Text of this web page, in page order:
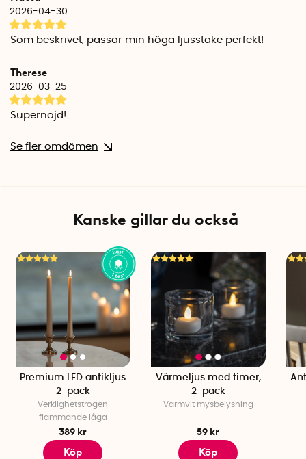
2026-04-30
Som beskrivet, passar min höga ljusstake perfekt!
Therese
2026-03-25
Supernöjd!
Se fler omdömen
Kanske gillar du också
Premium LED antikljus
2-pack
Verklighetstrogen
flammande låga
389 kr
Köp
Värmeljus med timer,
2-pack
Varmvit mysbelysning
59 kr
Köp